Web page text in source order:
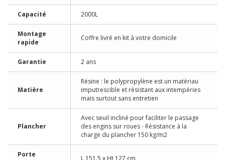
Capacité 2000L
Montage
rapide
Coffre livré en kit à votre domicile
Garantie 2 ans
Matière
Résine : le polypropylène est un matériau
imputrescible et résistant aux intempéries
mais surtout sans entretien
Plancher
Avec seuil incliné pour faciliter le passage
des engins sur roues - Résistance à la
charge du plancher 150 kg/m2
Porte
L 151.5 x Ht 127 cm